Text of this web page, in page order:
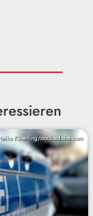
Küverling/stock.adobe.com